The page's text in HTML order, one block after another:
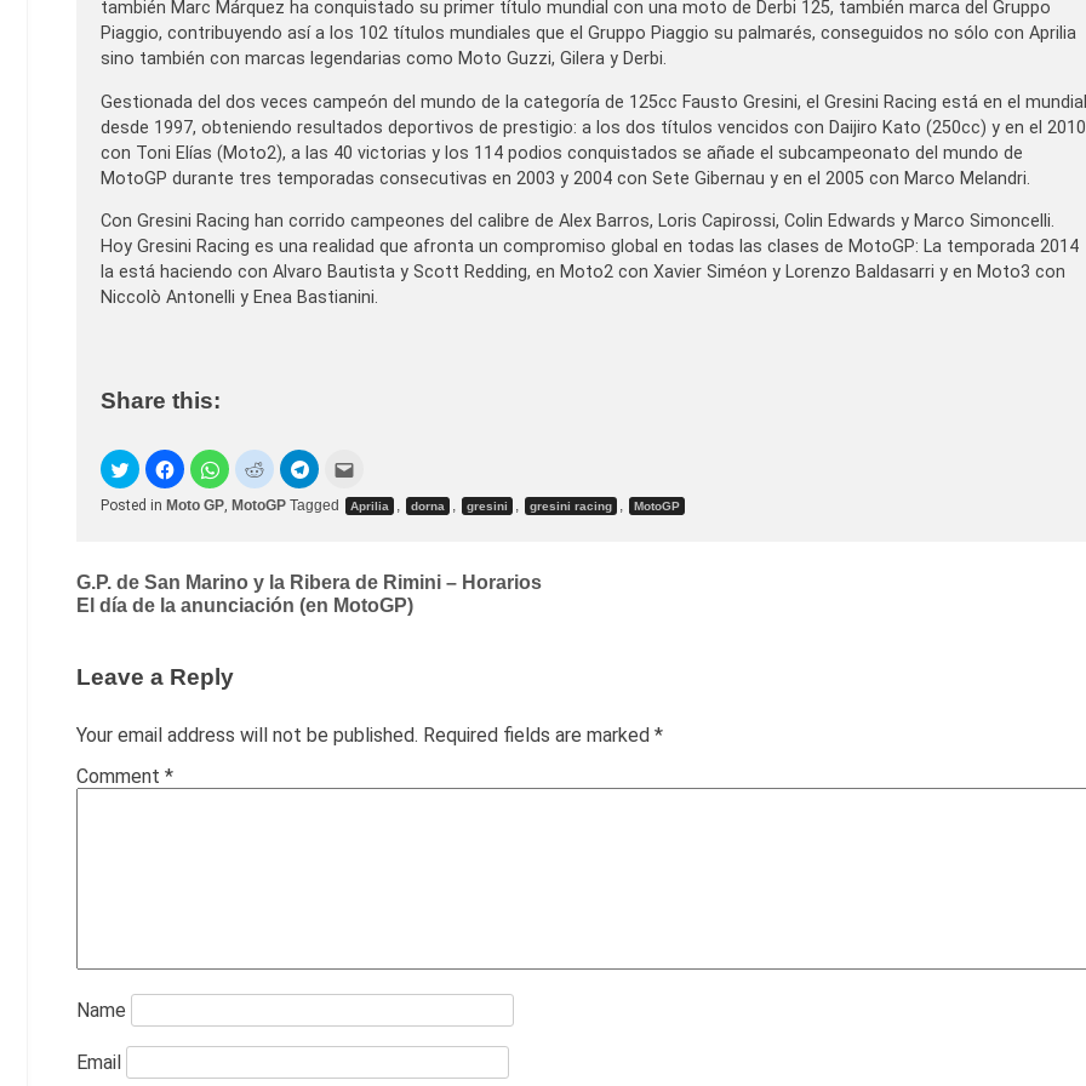
también Marc Márquez ha conquistado su primer título mundial con una moto de Derbi 125, también marca del Gruppo
Piaggio, contribuyendo así a los 102 títulos mundiales que el Gruppo Piaggio su palmarés, conseguidos no sólo con Aprilia
sino también con marcas legendarias como Moto Guzzi, Gilera y Derbi.
Gestionada del dos veces campeón del mundo de la categoría de 125cc Fausto Gresini, el Gresini Racing está en el mundial
desde 1997, obteniendo resultados deportivos de prestigio: a los dos títulos vencidos con Daijiro Kato (250cc) y en el 2010
con Toni Elías (Moto2), a las 40 victorias y los 114 podios conquistados se añade el subcampeonato del mundo de
MotoGP durante tres temporadas consecutivas en 2003 y 2004 con Sete Gibernau y en el 2005 con Marco Melandri.
Con Gresini Racing han corrido campeones del calibre de Alex Barros, Loris Capirossi, Colin Edwards y Marco Simoncelli.
Hoy Gresini Racing es una realidad que afronta un compromiso global en todas las clases de MotoGP: La temporada 2014
la está haciendo con Alvaro Bautista y Scott Redding, en Moto2 con Xavier Siméon y Lorenzo Baldasarri y en Moto3 con
Niccolò Antonelli y Enea Bastianini.
Share this:
Posted in Moto GP, MotoGP Tagged Aprilia , dorna , gresini , gresini racing , MotoGP
Post
navigation
G.P. de San Marino y la Ribera de Rimini – Horarios
El día de la anunciación (en MotoGP)
Leave a Reply
Your email address will not be published. Required fields are marked *
Comment *
Name
Email